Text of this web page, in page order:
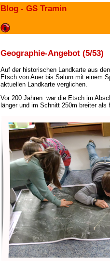
Blog - GS Tramin
Geographie-Angebot (5/53)
Auf der historischen Landkarte aus
Etsch von Auer bis Salurn mit einem
aktuellen Landkarte verglichen.
Vor 200 Jahren war die Etsch im
länger und im Schnitt 250m breiter als